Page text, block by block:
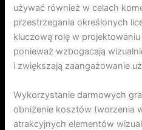
używać również w celach
przestrzegania określonych
kluczową rolę w
ponieważ wzbogacają
i zwiększają zaangażowanie
Wykorzystanie darmowych
obniżenie kosztów tworzenia
atrakcyjnych elementów